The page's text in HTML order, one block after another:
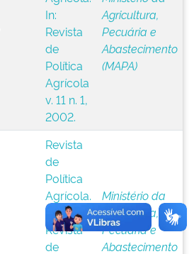
In:
Revista
de
Política
Agrícola
v. 11 n. 1,
2002.
Agricultura,
Pecuária e
Abastecimento
(MAPA)
Revista
de
Política
Agrícola.
In:
Revista
de
Ministério da
Agricultura,
Pecuária e
Abastecimento